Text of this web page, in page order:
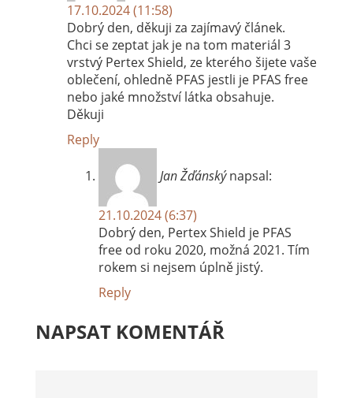
17.10.2024 (11:58)
Dobrý den, děkuji za zajímavý článek.
Chci se zeptat jak je na tom materiál 3
vrstvý Pertex Shield, ze kterého šijete vaše
oblečení, ohledně PFAS jestli je PFAS free
nebo jaké množství látka obsahuje.
Děkuji
Reply
Jan Žďánský napsal:
21.10.2024 (6:37)
Dobrý den, Pertex Shield je PFAS
free od roku 2020, možná 2021. Tím
rokem si nejsem úplně jistý.
Reply
NAPSAT KOMENTÁŘ